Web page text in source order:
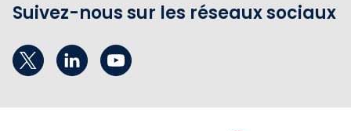
Suivez-nous sur les réseaux sociaux